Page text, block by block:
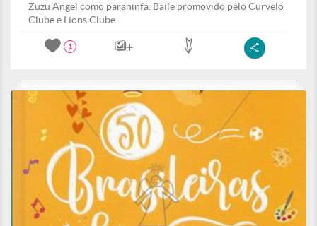
Zuzu Angel como paraninfa. Baile promovido pelo Curvelo
Clube e Lions Clube .
1